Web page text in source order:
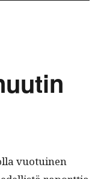
vuo­tu­inen